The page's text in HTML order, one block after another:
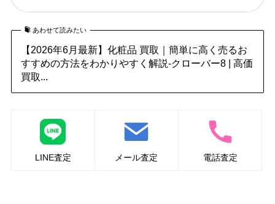
あわせて読みたい
【2026年6月最新】化粧品 買取｜簡単に高く売るお
すすめの方法をわかりやすく解説-クローバー8 | 高価
買取...
LINE査定 メール査定 電話査定